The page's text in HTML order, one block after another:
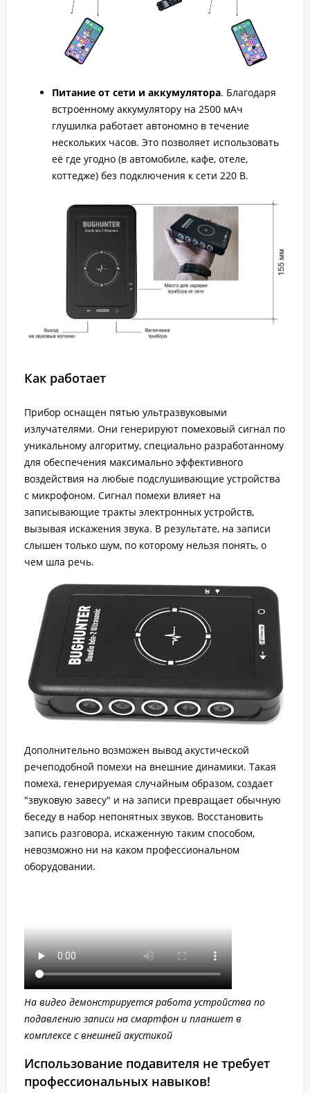
Питание от сети и аккумулятора. Благодаря
встроенному аккумулятору на 2500 мАч
глушилка работает автономно в течение
нескольких часов. Это позволяет использовать
её где угодно (в автомобиле, кафе, отеле,
коттедже) без подключения к сети 220 В.
Как работает
Прибор оснащен пятью ультразвуковыми
излучателями. Они генерируют помеховый сигнал по
уникальному алгоритму, специально разработанному
для обеспечения максимально эффективного
воздействия на любые подслушивающие устройства
с микрофоном. Сигнал помехи влияет на
записывающие тракты электронных устройств,
вызывая искажения звука. В результате, на записи
слышен только шум, по которому нельзя понять, о
чем шла речь.
Дополнительно возможен вывод акустической
речеподобной помехи на внешние динамики. Такая
помеха, генерируемая случайным образом, создает
"звуковую завесу" и на записи превращает обычную
беседу в набор непонятных звуков. Восстановить
запись разговора, искаженную таким способом,
невозможно ни на каком профессиональном
оборудовании.
На видео демонстрируется работа устройства по
подавлению записи на смартфон и планшет в
комплексе с внешней акустикой
Использование подавителя не требует
профессиональных навыков!